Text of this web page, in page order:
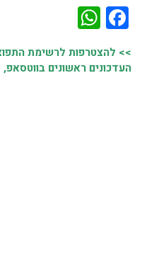
Facebook
>> להצטרפות לרשימת
העדכונים ראשונים